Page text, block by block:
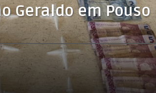
Geraldo em Pouso